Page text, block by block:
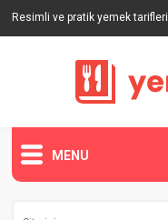
Resimli ve pratik yemek tarifleri
MENU